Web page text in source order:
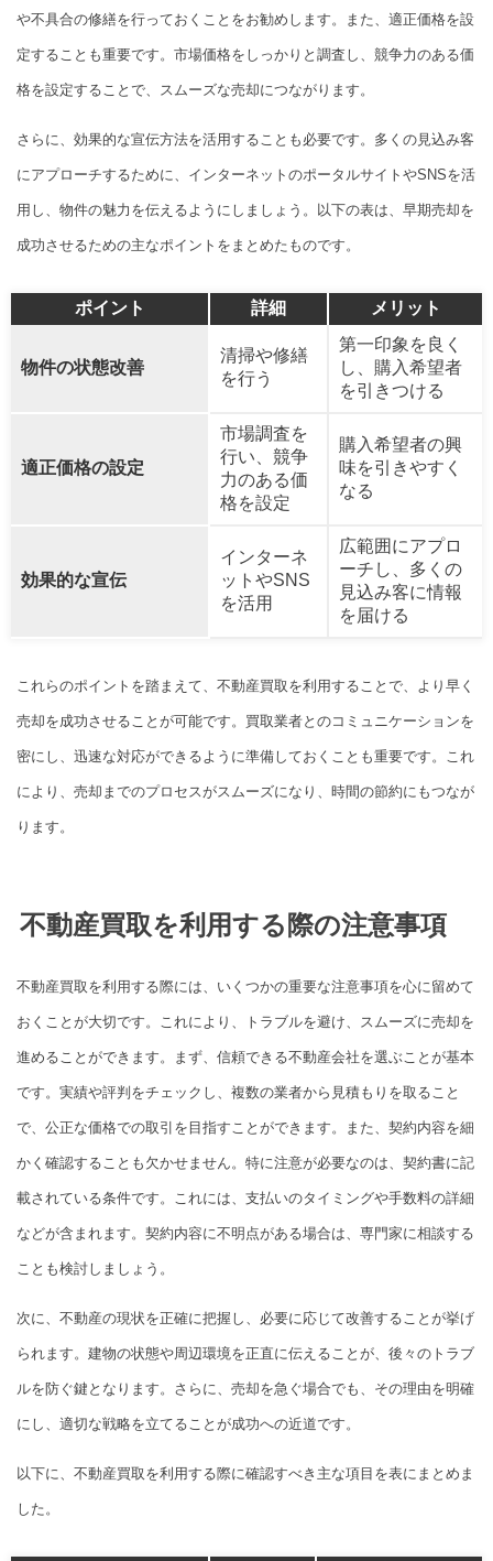
や不具合の修繕を行っておくことをお勧めします。また、適正価格を設
定することも重要です。市場価格をしっかりと調査し、競争力のある価
格を設定することで、スムーズな売却につながります。
さらに、効果的な宣伝方法を活用することも必要です。多くの見込み客
にアプローチするために、インターネットのポータルサイトやSNSを活
用し、物件の魅力を伝えるようにしましょう。以下の表は、早期売却を
成功させるための主なポイントをまとめたものです。
ポイント 詳細 メリット
物件の状態改善
清掃や修繕
を行う
第一印象を良く
し、購入希望者
を引きつける
適正価格の設定
市場調査を
行い、競争
力のある価
格を設定
購入希望者の興
味を引きやすく
なる
効果的な宣伝
インターネ
ットやSNS
を活用
広範囲にアプロ
ーチし、多くの
見込み客に情報
を届ける
これらのポイントを踏まえて、不動産買取を利用することで、より早く
売却を成功させることが可能です。買取業者とのコミュニケーションを
密にし、迅速な対応ができるように準備しておくことも重要です。これ
により、売却までのプロセスがスムーズになり、時間の節約にもつなが
ります。
不動産買取を利用する際の注意事項
不動産買取を利用する際には、いくつかの重要な注意事項を心に留めて
おくことが大切です。これにより、トラブルを避け、スムーズに売却を
進めることができます。まず、信頼できる不動産会社を選ぶことが基本
です。実績や評判をチェックし、複数の業者から見積もりを取ること
で、公正な価格での取引を目指すことができます。また、契約内容を細
かく確認することも欠かせません。特に注意が必要なのは、契約書に記
載されている条件です。これには、支払いのタイミングや手数料の詳細
などが含まれます。契約内容に不明点がある場合は、専門家に相談する
ことも検討しましょう。
次に、不動産の現状を正確に把握し、必要に応じて改善することが挙げ
られます。建物の状態や周辺環境を正直に伝えることが、後々のトラブ
ルを防ぐ鍵となります。さらに、売却を急ぐ場合でも、その理由を明確
にし、適切な戦略を立てることが成功への近道です。
以下に、不動産買取を利用する際に確認すべき主な項目を表にまとめま
した。